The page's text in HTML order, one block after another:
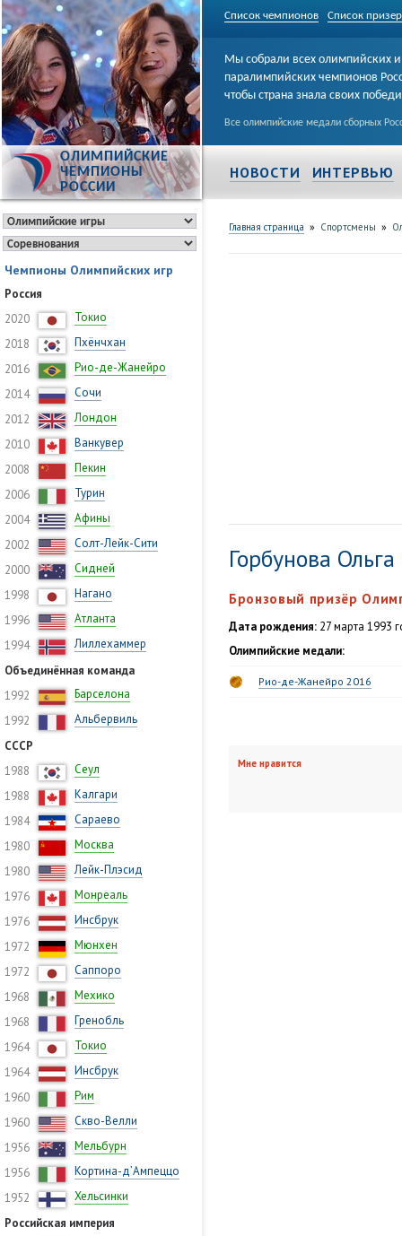
Список чемпионов Список
ОЛИМПИЙСКИЕ
ЧЕМПИОНЫ
РОССИИ
Мы собрали всех олимпийских и
паралимпийских чемпионов
чтобы страна знала своих
Все олимпийские медали сборных
НОВОСТИ ИНТЕРВЬЮ
Чемпионы Олимпийских игр
Россия
2020
Токио
2018
Пхёнчхан
2016
Рио-де-Жанейро
2014
Сочи
2012
Лондон
2010
Ванкувер
2008
Пекин
2006
Турин
2004
Афины
2002
Солт-Лейк-Сити
2000
Сидней
1998
Нагано
1996
Атланта
1994
Лиллехаммер
Объединённая команда
1992
Барселона
1992
Альбервиль
СССР
1988
Сеул
1988
Калгари
1984
Сараево
1980
Москва
1980
Лейк-Плэсид
1976
Монреаль
1976
Инсбрук
1972
Мюнхен
1972
Саппоро
1968
Мехико
1968
Гренобль
1964
Токио
1964
Инсбрук
1960
Рим
1960
Скво-Велли
1956
Мельбурн
1956
Кортина-д’Ампеццо
1952
Хельсинки
Российская империя
Главная страница » Спортсмены »
Горбунова
Бронзовый призёр
Дата рождения: 27 марта 1993
Олимпийские медали:
Рио-де-Жанейро 2016
Мне нравится